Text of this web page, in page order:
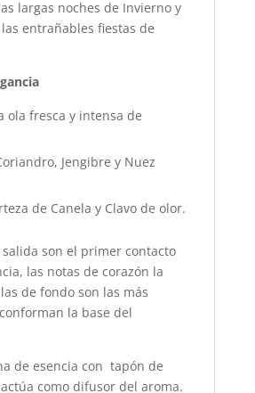
largas noches de Invierno y
entrañables fiestas de
ola fresca y intensa de
Jengibre y Nuez
de Canela y Clavo de olor.
salida son el primer contacto
las notas de corazón la
de fondo son las más
la base del
de esencia con tapón de
como difusor del aroma.